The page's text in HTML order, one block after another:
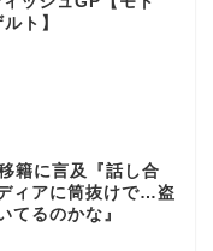
ト】
籍に言及『話し合
ィアに筒抜けで…盗
てるのかな』